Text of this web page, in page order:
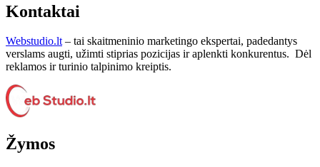
Kontaktai
Webstudio.lt– tai skaitmeninio marketingo ekspertai, padedantys
verslams augti, užimti stiprias pozicijas ir aplenkti konkurentus. Dėl
reklamos ir turinio talpinimo kreiptis.
Žymos